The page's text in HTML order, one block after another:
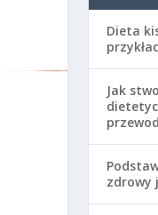
Dieta
Jak
zdrowy